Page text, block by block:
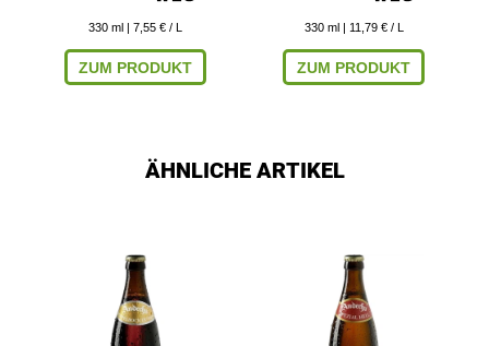
330 ml | 7,55 € / L
ZUM PRODUKT
330 ml | 11,79 € / L
ZUM PRODUKT
ÄHNLICHE ARTIKEL